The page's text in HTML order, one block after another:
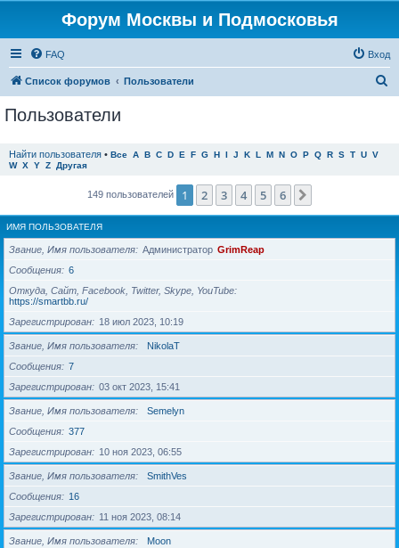
Форум Москвы и Подмосковья
FAQ Вход
Список форумов Пользователи
Пользователи
Найти пользователя • Все A B C D E F G H I J K L M N O P Q R S T U V
W X Y Z Другая
149 пользователей 1 2 3 4 5 6
ИМЯ ПОЛЬЗОВАТЕЛЯ
Звание, Имя пользователя Администратор GrimReap
Сообщения
6
Откуда, Сайт, Facebook, Twitter, Skype, YouTube
https://smartbb.ru/
Зарегистрирован
18 июл 2023, 10:19
Звание, Имя пользователя
NikolaT
Сообщения
7
Зарегистрирован
03 окт 2023, 15:41
Звание, Имя пользователя
Semelyn
Сообщения
377
Зарегистрирован
10 ноя 2023, 06:55
Звание, Имя пользователя
SmithVes
Сообщения
16
Зарегистрирован
11 ноя 2023, 08:14
Звание, Имя пользователя
Moon